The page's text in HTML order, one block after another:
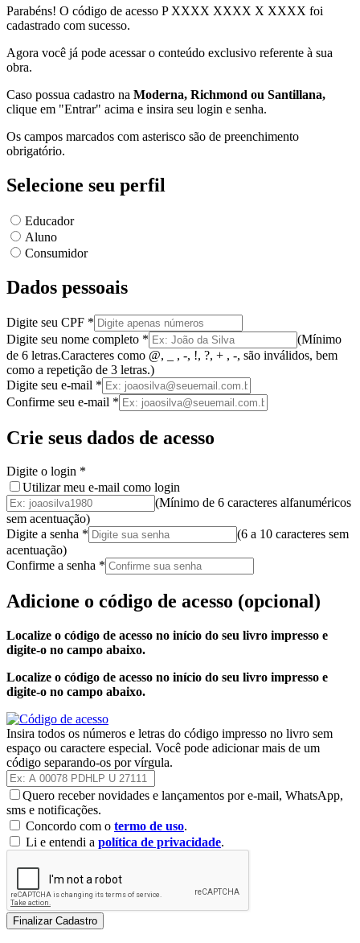
Parabéns! O código de acesso P XXXX XXXX X XXXX foi
cadastrado com sucesso.
Agora você já pode acessar o conteúdo exclusivo referente à sua
obra.
Caso possua cadastro na Moderna, Richmond ou Santillana,
clique em "Entrar" acima e insira seu login e senha.
Os campos marcados com asterisco são de preenchimento
obrigatório.
Selecione seu perfil
Educador
Aluno
Consumidor
Dados pessoais
Digite seu CPF *
Digite seu nome completo * (Mínimo
de 6 letras.Caracteres como @, _ , -, !, ?, + , -, são inválidos, bem
como a repetição de 3 letras.)
Digite seu e-mail *
Confirme seu e-mail *
Crie seus dados de acesso
Digite o login *
Utilizar meu e-mail como login
(Mínimo de 6 caracteres alfanuméricos
sem acentuação)
Digite a senha * (6 a 10 caracteres sem
acentuação)
Confirme a senha *
Adicione o código de acesso (opcional)
Localize o código de acesso no início do seu livro impresso e
digite-o no campo abaixo.
Localize o código de acesso no início do seu livro impresso e
digite-o no campo abaixo.
Insira todos os números e letras do código impresso no livro sem
espaço ou caractere especial. Você pode adicionar mais de um
código separando-os por vírgula.
Quero receber novidades e lançamentos por e-mail, WhatsApp,
sms e notificações.
Concordo com o termo de uso.
Li e entendi a política de privacidade.